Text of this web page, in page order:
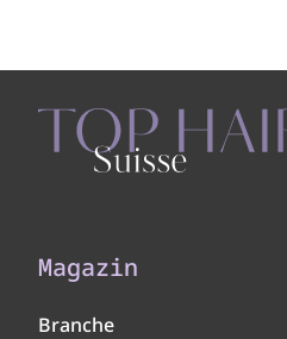
Magazin
Branche